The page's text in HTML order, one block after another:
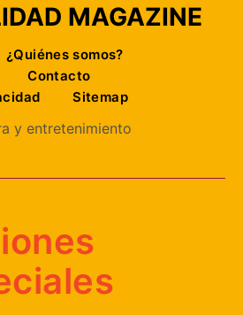
MAGAZINE
¿Quiénes somos?
Contacto
Sitemap
y entretenimiento